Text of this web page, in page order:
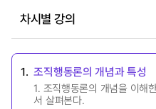
차시별 강의
1. 조직행동론의 개념과 특성
1. 조직행동론의 개념을 이해
서 살펴본다.